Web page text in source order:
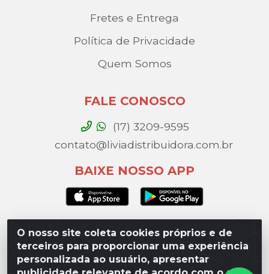
O nosso site coleta cookies próprios e de
terceiros para proporcionar uma experiência
personalizada ao usuário, apresentar
Fretes e Entrega
Política de Privacidade
Quem Somos
FALE CONOSCO
(17) 3209-9595
contato@liviadistribuidora.com.br
BAIXE NOSSO APP
Lívia Distribuidora - Av. Percy Gandini, 329 – Vila
Toninho, São José do Rio Preto / SP - CEP 15077-
000 - CNPJ 49.975.923/0003-10